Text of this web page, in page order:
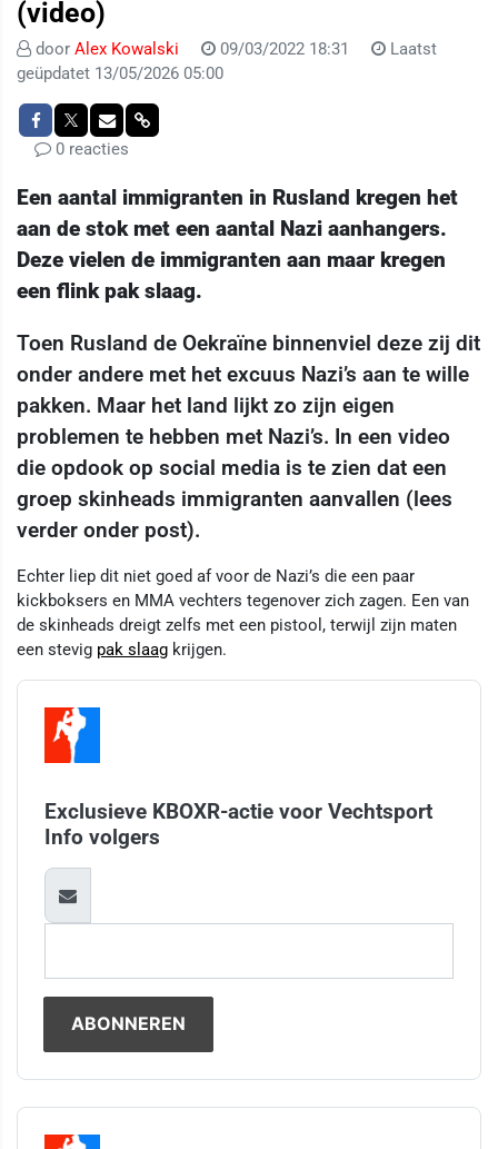
(video)
door Alex Kowalski 09/03/2022 18:31
Laatst
geüpdatet 13/05/2026 05:00
0 reacties
Een aantal immigranten in Rusland kregen het
aan de stok met een aantal Nazi aanhangers.
Deze vielen de immigranten aan maar kregen
een flink pak slaag.
Toen Rusland de Oekraïne binnenviel deze zij dit
onder andere met het excuus Nazi’s aan te wille
pakken. Maar het land lijkt zo zijn eigen
problemen te hebben met Nazi’s. In een video
die opdook op social media is te zien dat een
groep skinheads immigranten aanvallen (lees
verder onder post).
Echter liep dit niet goed af voor de Nazi’s die een paar
kickboksers en MMA vechters tegenover zich zagen. Een van
de skinheads dreigt zelfs met een pistool, terwijl zijn maten
een stevig pak slaag krijgen.
Exclusieve KBOXR-actie voor Vechtsport
Info volgers